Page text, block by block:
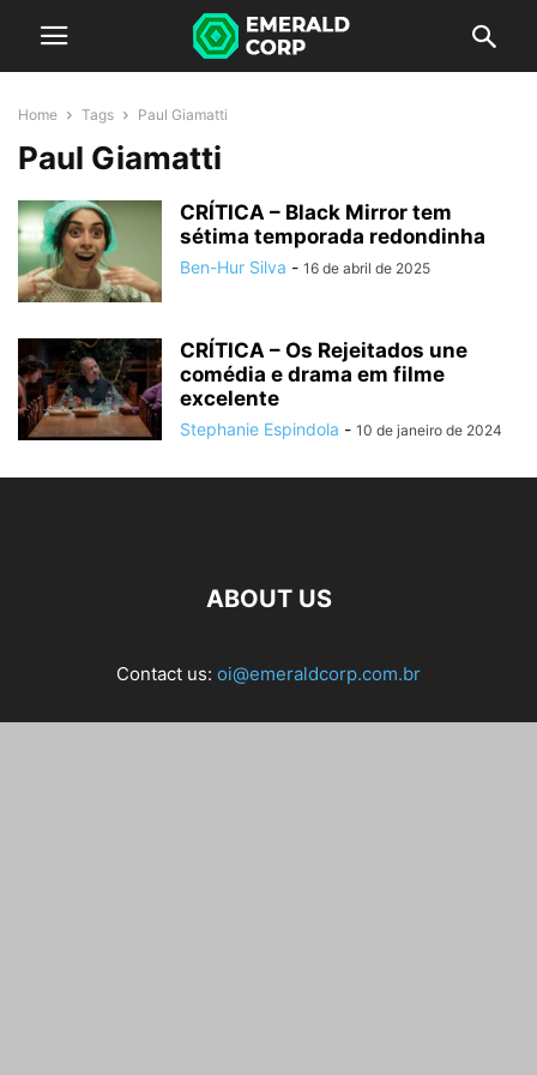
Home Tags Paul Giamatti
Paul Giamatti
CRÍTICA – Black Mirror tem
sétima temporada redondinha
Ben-Hur Silva - 16 de abril de 2025
CRÍTICA – Os Rejeitados une
comédia e drama em filme
excelente
Stephanie Espindola - 10 de janeiro de 2024
ABOUT US
Contact us: oi@emeraldcorp.com.br